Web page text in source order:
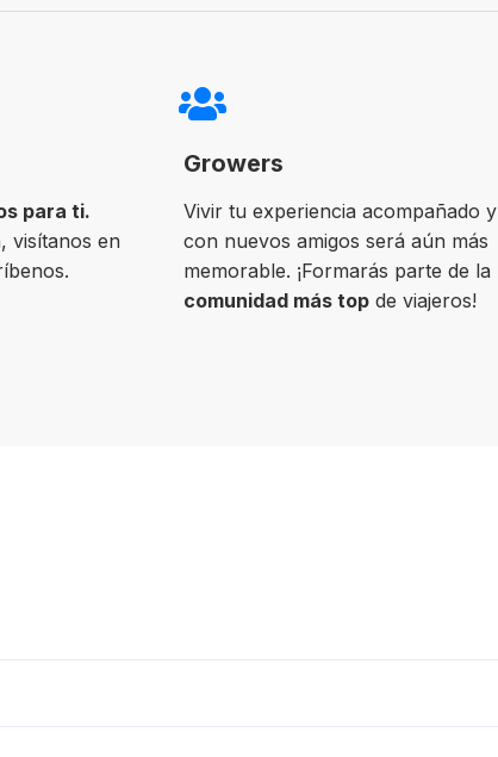
para ti.
visítanos en
Growers
Vivir tu experiencia acompañado y
con nuevos amigos será aún más
memorable. ¡Formarás parte de la
comunidad más top de viajeros!